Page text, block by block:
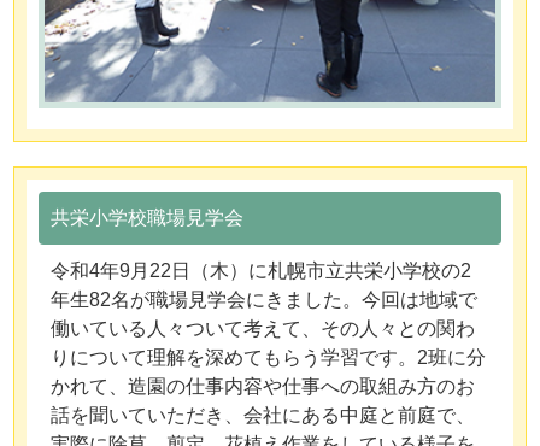
共栄小学校職場見学会
令和4年9月22日（木）に札幌市立共栄小学校の2
年生82名が職場見学会にきました。今回は地域で
働いている人々ついて考えて、その人々との関わ
りについて理解を深めてもらう学習です。2班に分
かれて、造園の仕事内容や仕事への取組み方のお
話を聞いていただき、会社にある中庭と前庭で、